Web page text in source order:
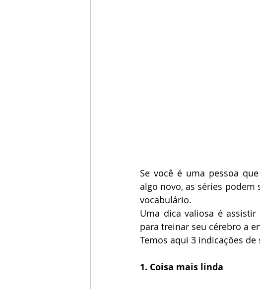
Se você é uma pessoa
algo novo, as séries
vocabulário.
Uma dica valiosa é
para treinar seu cérebro a
Temos aqui 3 indicações
1. Coisa mais linda